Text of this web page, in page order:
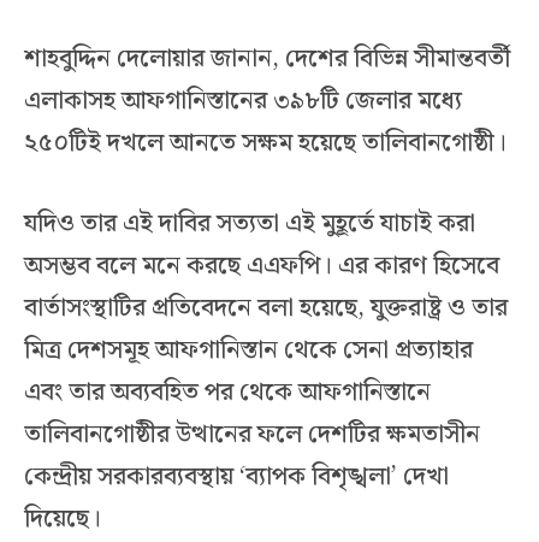
শাহবুদ্দিন দেলোয়ার জানান, দেশের বিভিন্ন সীমান্তবর্তী
এলাকাসহ আফগানিস্তানের ৩৯৮টি জেলার মধ্যে
২৫০টিই দখলে আনতে সক্ষম হয়েছে তালিবানগোষ্ঠী।
যদিও তার এই দাবির সত্যতা এই মুহূর্তে যাচাই করা
অসম্ভব বলে মনে করছে এএফপি। এর কারণ হিসেবে
বার্তাসংস্থাটির প্রতিবেদনে বলা হয়েছে, যুক্তরাষ্ট্র ও তার
মিত্র দেশসমূহ আফগানিস্তান থেকে সেনা প্রত্যাহার
এবং তার অব্যবহিত পর থেকে আফগানিস্তানে
তালিবানগোষ্ঠীর উত্থানের ফলে দেশটির ক্ষমতাসীন
কেন্দ্রীয় সরকারব্যবস্থায় ‘ব্যাপক বিশৃঙ্খলা’ দেখা
দিয়েছে।